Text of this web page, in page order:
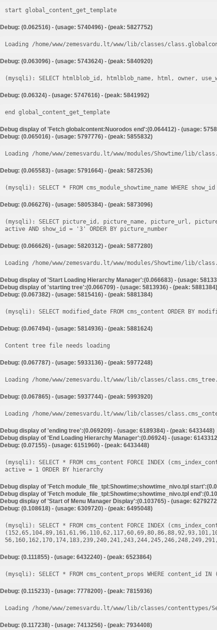
start global_content_get_template
Debug: (0.062516) - (usage: 5740496) - (peak: 5827752)
Loading /home/www/zemesvardu.lt/www/lib/classes/
Debug: (0.063096) - (usage: 5743624) - (peak: 5840920)
Debug: (0.06324) - (usage: 5747616) - (peak: 5841992)
end global_content_get_template
Debug display of 'Fetch globalcontent:Nuorodos end':(0.064412) - (usage:
Debug: (0.065016) - (usage: 5797776) - (peak: 5855832)
Loading /home/www/zemesvardu.lt/www/modules/Showtime/lib/
Debug: (0.065583) - (usage: 5791664) - (peak: 5872536)
Debug: (0.066276) - (usage: 5805384) - (peak: 5873096)
(mysqli): SELECT picture_id, picture_name, picture_url,
Debug: (0.066626) - (usage: 5820312) - (peak: 5877280)
Loading /home/www/zemesvardu.lt/www/modules/Showtime/lib/
Debug display of 'Start Loading Hierarchy Manager':(0.066683) - (usage:
Debug display of 'starting tree':(0.066709) - (usage: 5813936) - (peak: 5881384)
Debug: (0.067382) - (usage: 5815416) - (peak: 5881384)
Debug: (0.067494) - (usage: 5814936) - (peak: 5881624)
Content tree file needs loading
Debug: (0.067787) - (usage: 5933136) - (peak: 5977248)
Loading /home/www/zemesvardu.lt/www/lib/classes/
Debug: (0.067865) - (usage: 5937744) - (peak: 5993920)
Loading /home/www/zemesvardu.lt/www/lib/classes/
Debug display of 'ending tree':(0.069209) - (usage: 6189384) - (peak: 6433448)
Debug display of 'End Loading Hierarchy Manager':(0.06924) - (usage:
Debug: (0.07155) - (usage: 6151960) - (peak: 6433448)
(mysqli): SELECT * FROM cms_content FORCE INDEX
Debug display of 'Fetch module_file_tpl:Showtime;showtime_nivo.tpl
Debug display of 'Fetch module_file_tpl:Showtime;showtime_nivo.tpl
Debug display of 'Start of Menu Manager Display':(0.103765) - (usage:
Debug: (0.108618) - (usage: 6309720) - (peak: 6495048)
(mysqli): SELECT * FROM cms_content FORCE INDEX
Debug: (0.111855) - (usage: 6432240) - (peak: 6523864)
Debug: (0.115233) - (usage: 7778200) - (peak: 7815936)
Loading /home/www/zemesvardu.lt/www/lib/classes/
Debug: (0.117238) - (usage: 7413256) - (peak: 7934408)